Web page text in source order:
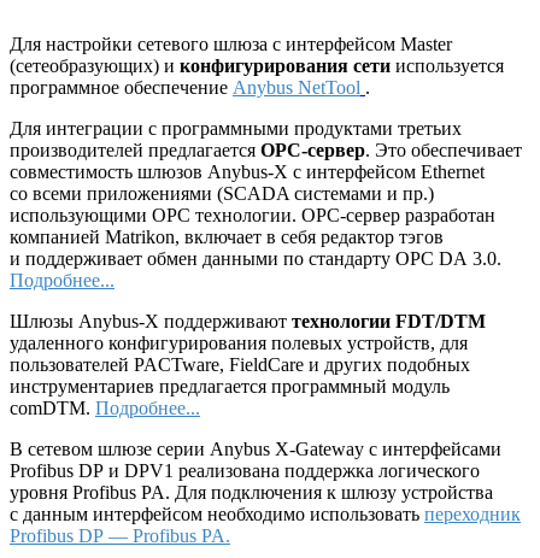
Для настройки сетевого шлюза с интерфейсом Master
(сетеобразующих) и конфигурирования сети используется
программное обеспечение Anybus NetTool .
Для интеграции с программными продуктами третьих
производителей предлагается ОРС-сервер. Это обеспечивает
совместимость шлюзов Anybus-X с интерфейсом Ethernet
со всеми приложениями (SCADA системами и пр.)
использующими ОРС технологии. ОРС-сервер разработан
компанией Matrikon, включает в себя редактор тэгов
и поддерживает обмен данными по стандарту OPC DA 3.0.
Подробнее...
Шлюзы Anybus-X поддерживают технологии FDT/DTM
удаленного конфигурирования полевых устройств, для
пользователей PACTware, FieldCare и других подобных
инструментариев предлагается программный модуль
comDTM. Подробнее...
В сетевом шлюзе серии Anybus X-Gateway с интерфейсами
Profibus DP и DPV1 реализована поддержка логического
уровня Profibus PA. Для подключения к шлюзу устройства
с данным интерфейсом необходимо использовать переходник
Profibus DP — Profibus PA.